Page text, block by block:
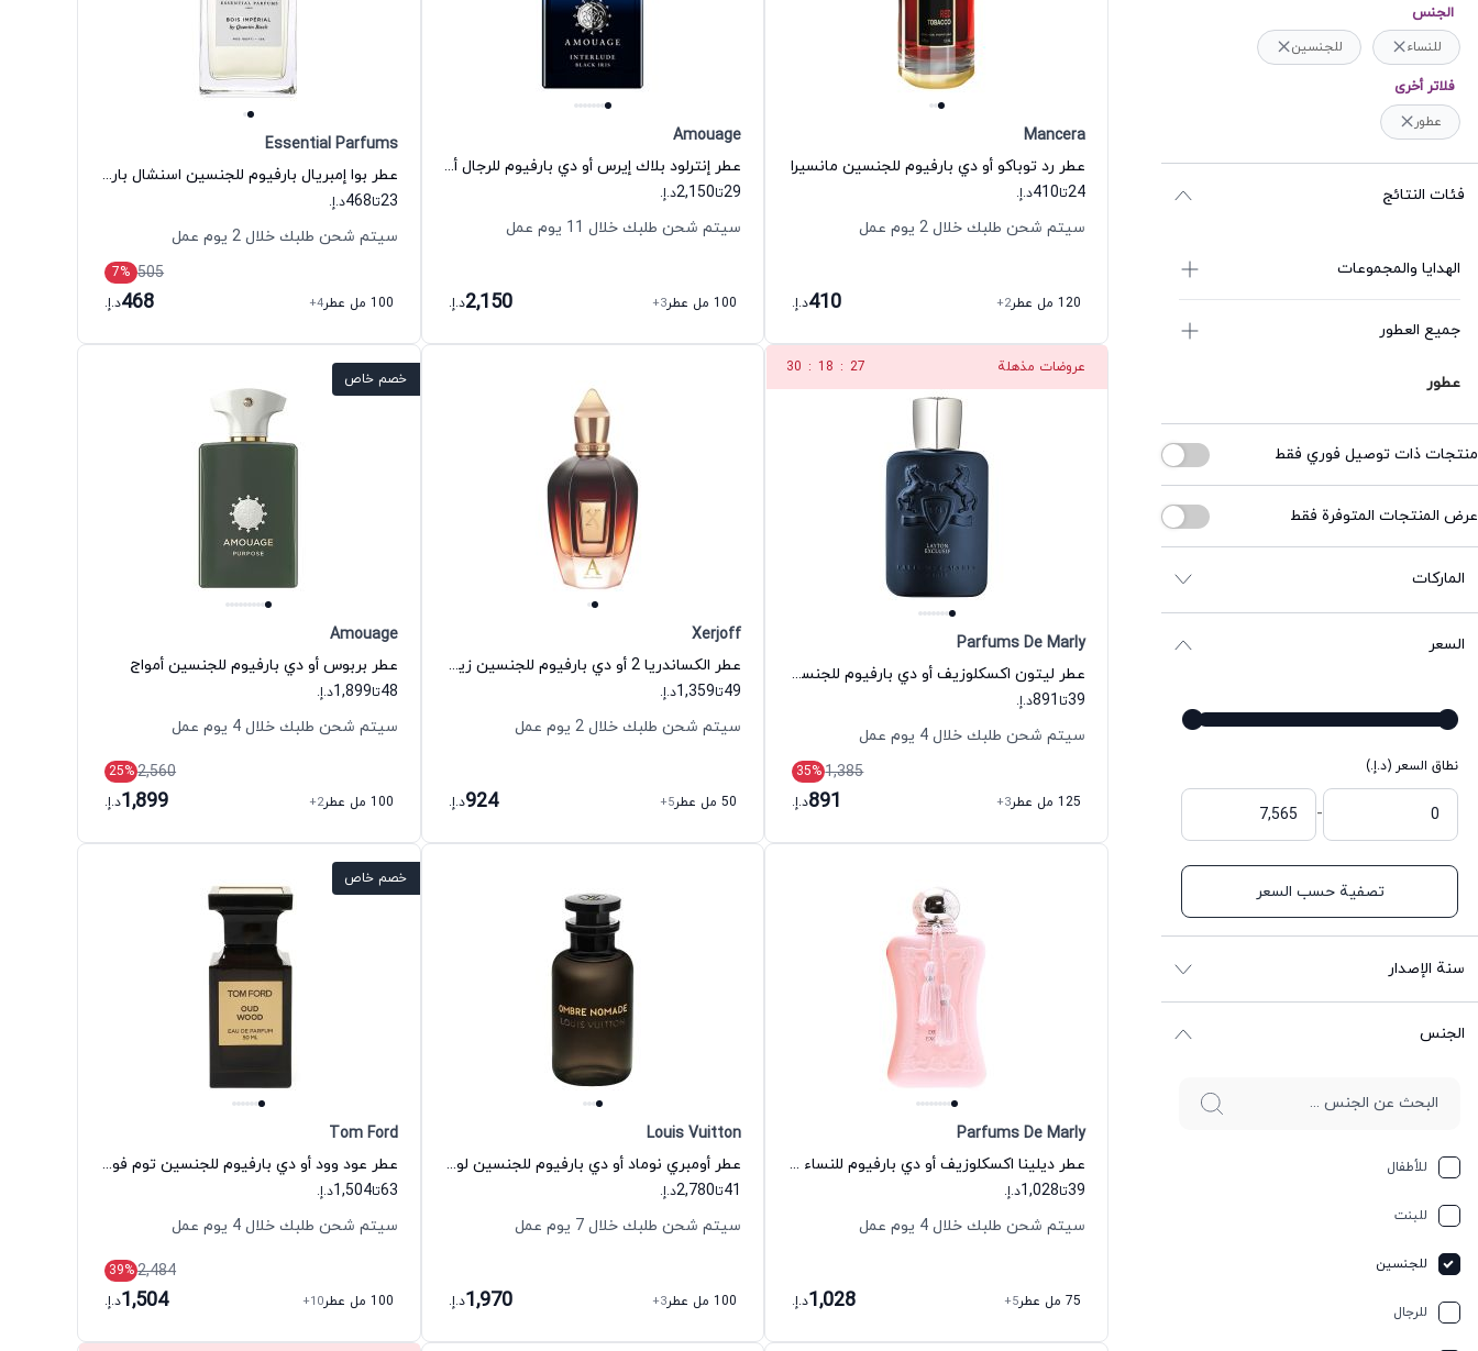
الجنس
للنساء للجنسين
فلاتر أخرى
عطور
فئات النتائج
الهدايا والمجموعات
جميع العطور
عطور
منتجات ذات توصيل فوري فقط
عرض المنتجات المتوفرة فقط
الماركات
السعر
نطاق السعر (د.إ.)
-
تصفية حسب السعر
سنة الإصدار
الجنس
للأطفال
للبنت
للجنسين
للرجال
Mancera
عطر رد توباكو أو دي بارفيوم للجنسين مانسيرا
24تا410د.إ.
سيتم شحن طلبك خلال 2 يوم عمل
120 مل عطر +2
410د.إ.
Amouage
عطر إنترلود بلاك إيرس أو دي بارفيوم للرجال أمواج
29تا2,150د.إ.
سيتم شحن طلبك خلال 11 يوم عمل
100 مل عطر +3
2,150د.إ.
Essential Parfums
عطر بوا إمبريال بارفيوم للجنسين اسنشال بارفيومز
23تا468د.إ.
سيتم شحن طلبك خلال 2 يوم عمل
505
7%
100 مل عطر
+4
468د.إ.
عروضات مذهلة 26
:
18
:
30
Parfums De Marly
عطر ليتون اكسكلوزيف أو دي بارفيوم للجنسين دي مارلي
39تا 891د.إ.
سيتم شحن طلبك خلال 4 يوم عمل
1,385
35%
125 مل عطر
+3
891د.إ.
Xerjoff
عطر الكساندريا 2 أو دي بارفيوم للجنسين زيرجوف
49تا1,359د.إ.
سيتم شحن طلبك خلال 2 يوم عمل
50 مل عطر +5
924د.إ.
خصم خاص
Amouage
عطر بربوس أو دي بارفيوم للجنسين أمواج
48تا1,899د.إ.
سيتم شحن طلبك خلال 4 يوم عمل
2,560
25%
100 مل عطر
+2
1,899د.إ.
Parfums De Marly
عطر ديلينا اكسكلوزيف أو دي بارفيوم للنساء دي مارلي
39تا1,028د.إ.
سيتم شحن طلبك خلال 4 يوم عمل
75 مل عطر +5
1,028د.إ.
Louis Vuitton
عطر أومبري نوماد أو دي بارفيوم للجنسين لويس فيتون
41تا2,780د.إ.
سيتم شحن طلبك خلال 7 يوم عمل
100 مل عطر +3
1,970د.إ.
خصم خاص
Tom Ford
عطر عود وود أو دي بارفيوم للجنسين توم فورد
63تا1,504د.إ.
سيتم شحن طلبك خلال 4 يوم عمل
2,484
39%
100 مل عطر
+10
1,504د.إ.